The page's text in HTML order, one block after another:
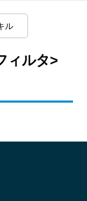
ル
ィルタ>